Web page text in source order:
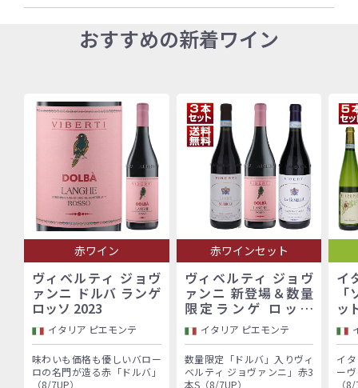
おすすめの新着ワイン
赤ワイン
ヴィベルティ ジョヴ
ァンニ ドルバ ランゲ
ロッソ 2023
イタリア ピエモンテ
味わいも価格も優しいバロー
ロの名門が造る赤「ドルバ」
（8/7UP）
赤ワインセット
ヴィベルティ ジョヴ
ァンニ 新登場＆数量
限定ランゲ ロッソ
「ドルバ」入り！バロ
ーロ村で100年以上続
く歴史的生産者「ヴィ
ベルティ ジョヴァン
ニ」赤3本セット
イタリア ピエモンテ
数量限定「ドルバ」入りヴィ
ベルティ ジョヴァンニ」赤3
本S（8/7UP）
イ
ッ
イ
ー
（